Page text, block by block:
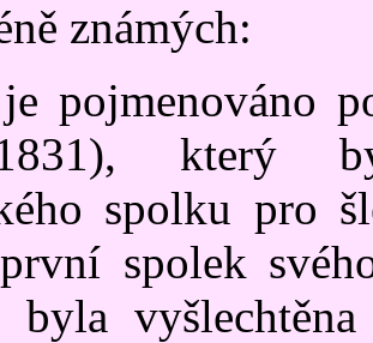
známých:
je pojmenováno
který
spolku pro
spolek
byla